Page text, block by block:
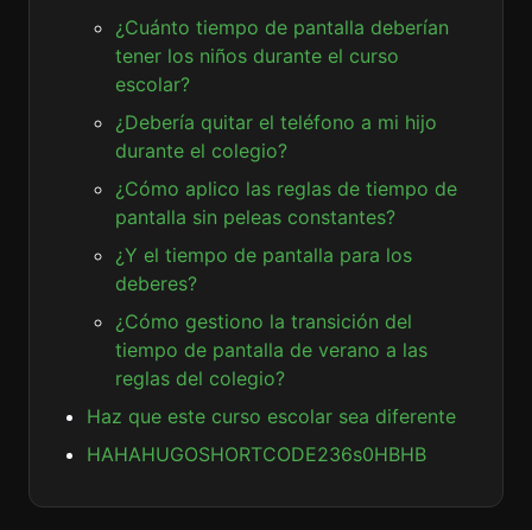
¿Cuánto tiempo de pantalla deberían
tener los niños durante el curso
escolar?
¿Debería quitar el teléfono a mi hijo
durante el colegio?
¿Cómo aplico las reglas de tiempo de
pantalla sin peleas constantes?
¿Y el tiempo de pantalla para los
deberes?
¿Cómo gestiono la transición del
tiempo de pantalla de verano a las
reglas del colegio?
Haz que este curso escolar sea diferente
HAHAHUGOSHORTCODE236s0HBHB